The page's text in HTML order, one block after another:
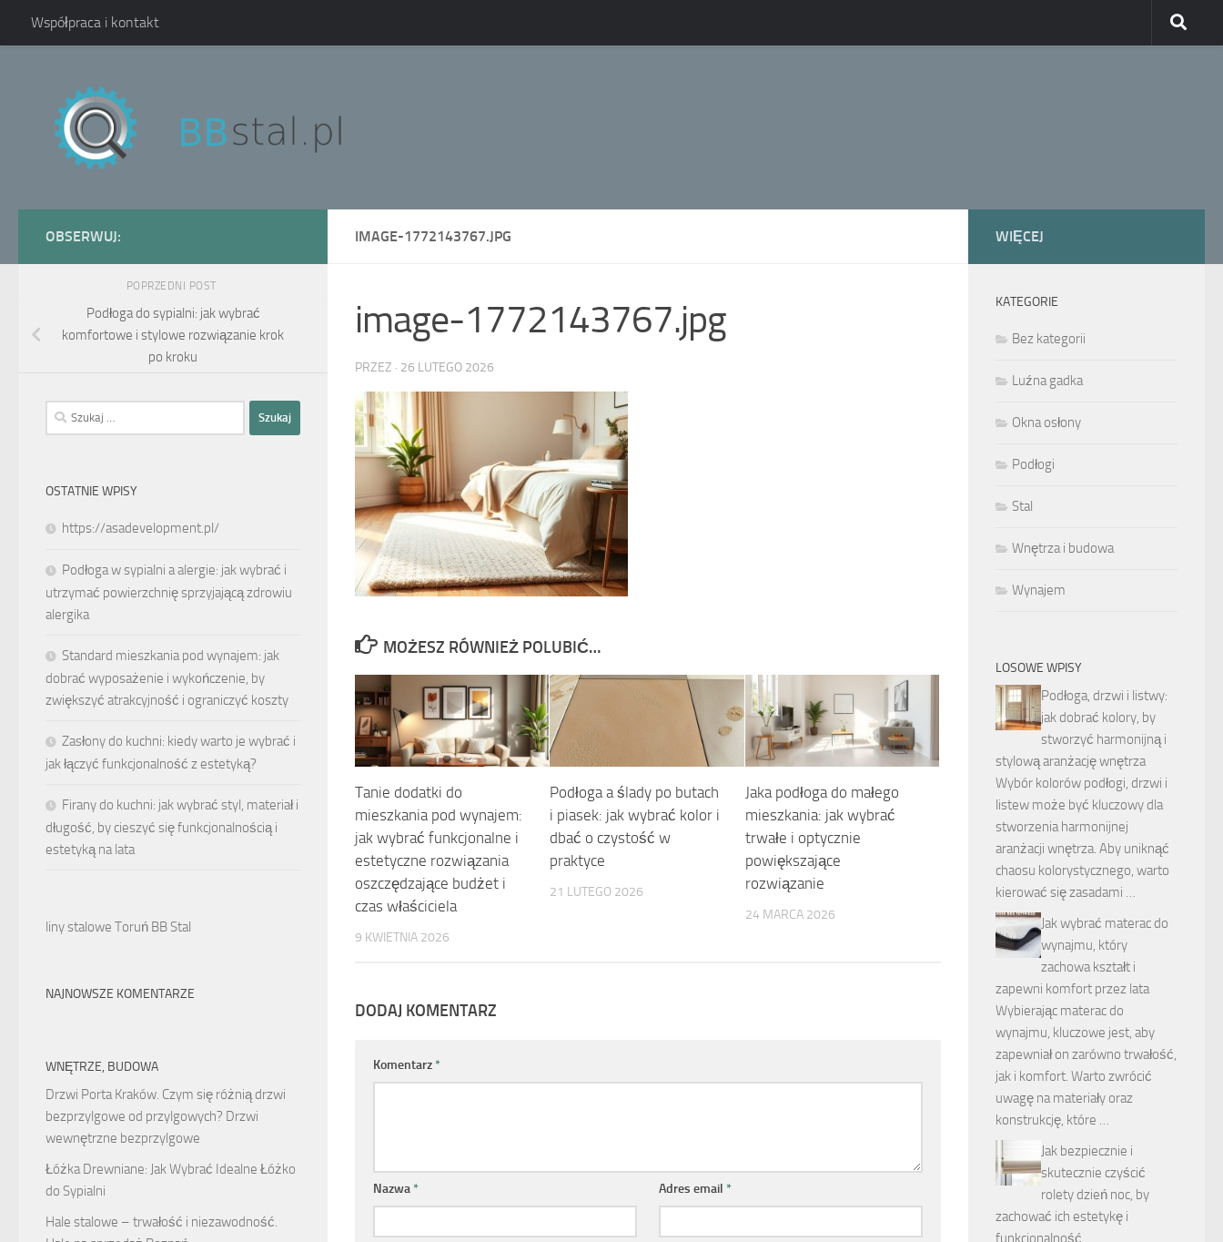
Skip to content
Współpraca i kontakt
IMAGE-1772143767.JPG
image-1772143767.jpg
PRZEZ · 26 LUTEGO 2026
MOŻESZ RÓWNIEŻ POLUBIĆ…
Tanie dodatki do
mieszkania pod wynajem:
jak wybrać funkcjonalne i
estetyczne rozwiązania
oszczędzające budżet i
czas właściciela
9 KWIETNIA 2026
Podłoga a ślady po butach
i piasek: jak wybrać kolor i
dbać o czystość w
praktyce
21 LUTEGO 2026
Jaka podłoga do małego
mieszkania: jak wybrać
trwałe i optycznie
powiększające
rozwiązanie
24 MARCA 2026
DODAJ KOMENTARZ
Komentarz *
Nazwa * Adres email *
OBSERWUJ:
POPRZEDNI POST
Podłoga do sypialni: jak wybrać
komfortowe i stylowe rozwiązanie krok
po kroku
Szukaj:
OSTATNIE WPISY
https://asadevelopment.pl/
Podłoga w sypialni a alergie: jak wybrać i
utrzymać powierzchnię sprzyjającą zdrowiu
alergika
Standard mieszkania pod wynajem: jak
dobrać wyposażenie i wykończenie, by
zwiększyć atrakcyjność i ograniczyć koszty
Zasłony do kuchni: kiedy warto je wybrać i
jak łączyć funkcjonalność z estetyką?
Firany do kuchni: jak wybrać styl, materiał i
długość, by cieszyć się funkcjonalnością i
estetyką na lata
liny stalowe Toruń BB Stal
NAJNOWSZE KOMENTARZE
WNĘTRZE, BUDOWA
Drzwi Porta Kraków. Czym się różnią drzwi
bezprzylgowe od przylgowych? Drzwi
wewnętrzne bezprzylgowe
Łóżka Drewniane: Jak Wybrać Idealne Łóżko
do Sypialni
Hale stalowe – trwałość i niezawodność.
WIĘCEJ
KATEGORIE
Bez kategorii
Luźna gadka
Okna osłony
Podłogi
Stal
Wnętrza i budowa
Wynajem
LOSOWE WPISY
Podłoga, drzwi i listwy:
jak dobrać kolory, by
stworzyć harmonijną i
stylową aranżację wnętrza
Wybór kolorów podłogi, drzwi i
listew może być kluczowy dla
stworzenia harmonijnej
aranżacji wnętrza. Aby uniknąć
chaosu kolorystycznego, warto
kierować się zasadami …
Jak wybrać materac do
wynajmu, który
zachowa kształt i
zapewni komfort przez lata
Wybierając materac do
wynajmu, kluczowe jest, aby
zapewniał on zarówno trwałość,
jak i komfort. Warto zwrócić
uwagę na materiały oraz
konstrukcję, które …
Jak bezpiecznie i
skutecznie czyścić
rolety dzień noc, by
zachować ich estetykę i
funkcjonalność